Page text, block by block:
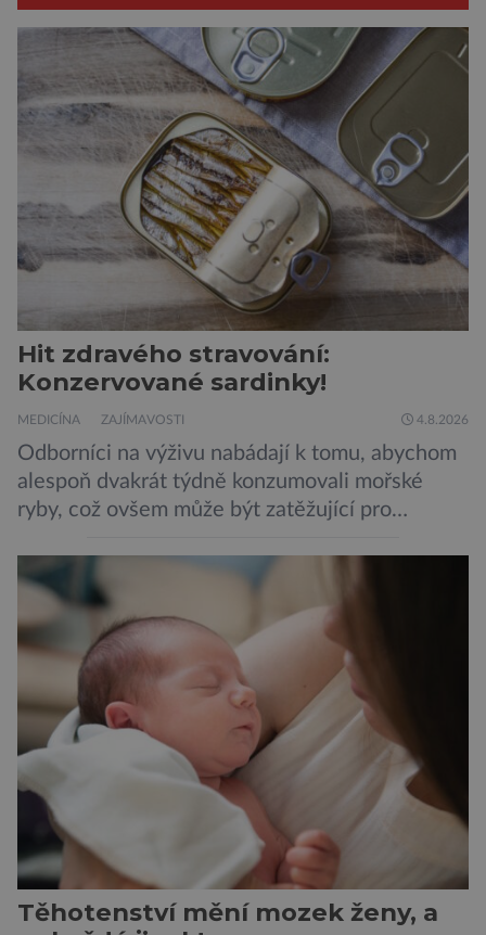
Hit zdravého stravování:
Konzervované sardinky!
MEDICÍNA ZAJÍMAVOSTI 4.8.2026
Odborníci na výživu nabádají k tomu, abychom
alespoň dvakrát týdně konzumovali mořské
ryby, což ovšem může být zatěžující pro
doporučení se nyní staly konzervované
sardinky, které si může dovolit opravdu každý
„Místo toho, aby poskytovaly izolované
mononutrienty, jsou rybí konzervy kompletní
potravinou,“ říká nutriční specialista Colin
Robertson a zdůrazňuje […]
Těhotenství mění mozek ženy, a